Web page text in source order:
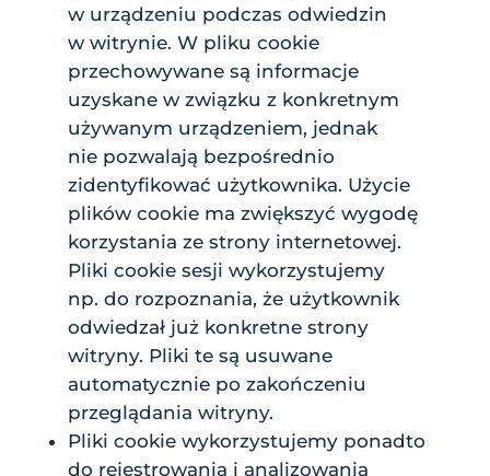
w urządzeniu podczas odwiedzin
w witrynie. W pliku cookie
przechowywane są informacje
uzyskane w związku z konkretnym
używanym urządzeniem, jednak
nie pozwalają bezpośrednio
zidentyfikować użytkownika. Użycie
plików cookie ma zwiększyć wygodę
korzystania ze strony internetowej.
Pliki cookie sesji wykorzystujemy
np. do rozpoznania, że użytkownik
odwiedzał już konkretne strony
witryny. Pliki te są usuwane
automatycznie po zakończeniu
przeglądania witryny.
Pliki cookie wykorzystujemy ponadto
do rejestrowania i analizowania